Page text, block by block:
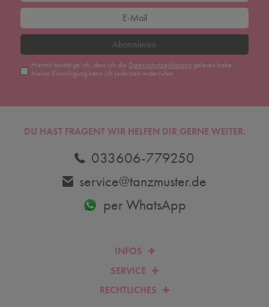
Abonnieren
Hiermit bestätige ich, dass ich die Daten­schutz­erklärunggelesen habe.
Meine Einwilligung kann ich jederzeit widerrufen.
INFOS
SERVICE
RECHTLICHES
DU HAST FRAGEN? WIR HELFEN DIR GERNE WEITER.
033606-779250
service@tanzmuster.de
per WhatsApp